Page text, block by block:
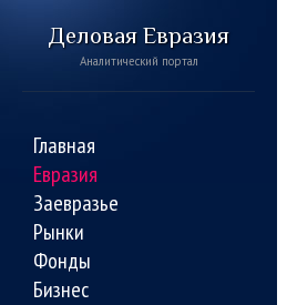
Деловая Евразия
Аналитический портал
Главная
Евразия
Заевразье
Рынки
Фонды
Бизнес